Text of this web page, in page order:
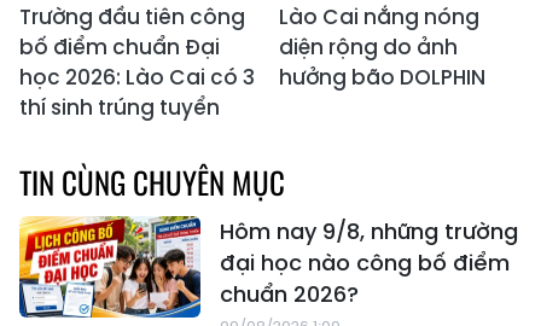
Trường đầu tiên công
bố điểm chuẩn Đại
học 2026: Lào Cai có 3
thí sinh trúng tuyển
Lào Cai nắng nóng
diện rộng do ảnh
hưởng bão DOLPHIN
TIN CÙNG CHUYÊN MỤC
Hôm nay 9/8, những trường
đại học nào công bố điểm
chuẩn 2026?